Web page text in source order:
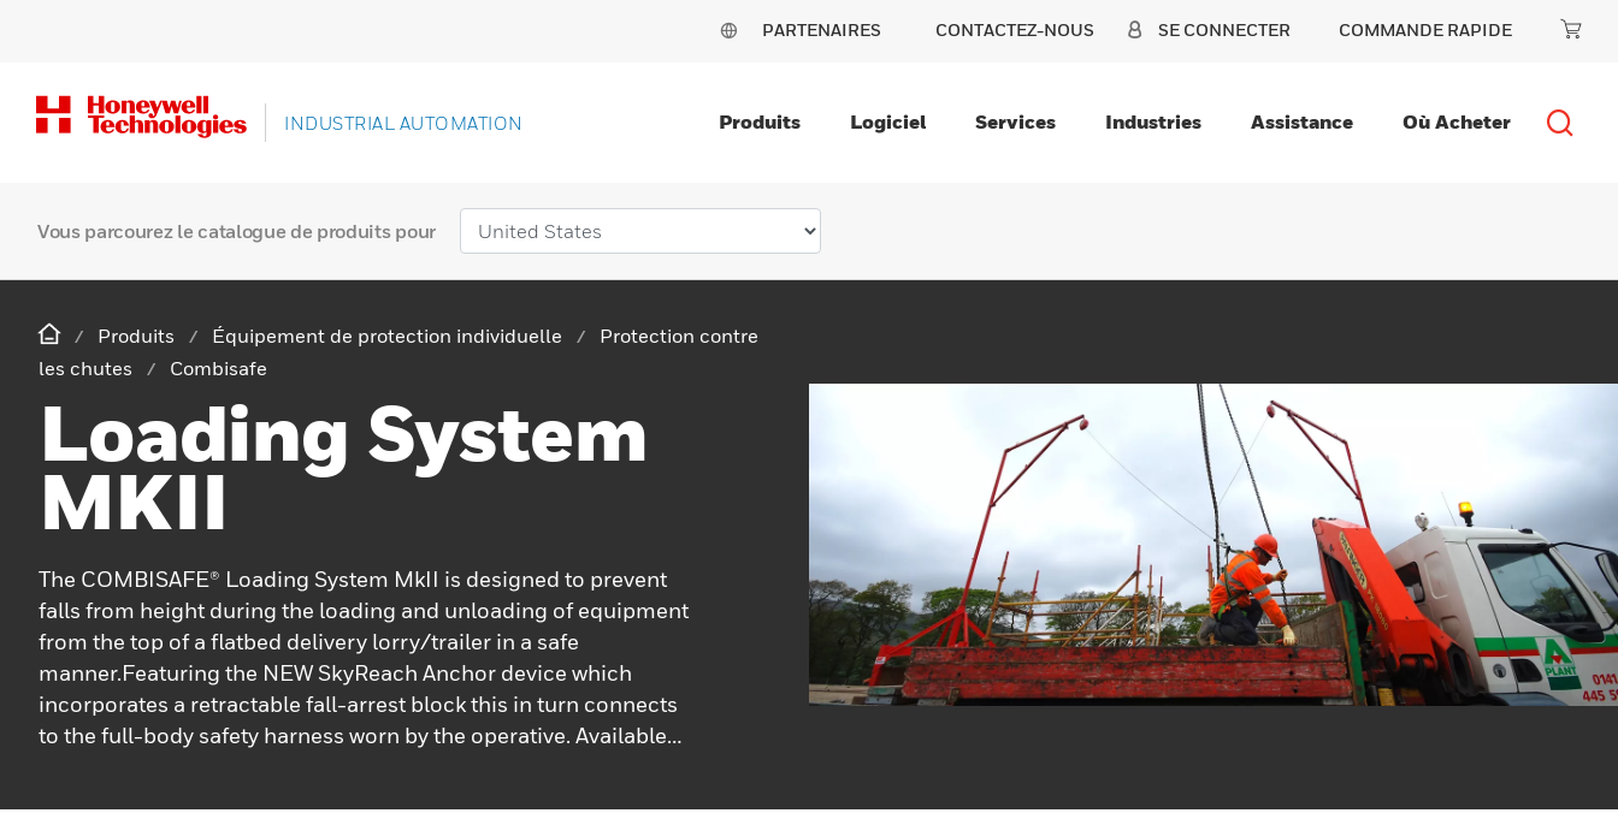
PARTENAIRES CONTACTEZ-NOUS SE CONNECTER COMMANDE RAPIDE
INDUSTRIAL AUTOMATION Produits Logiciel Services Industries Assistance Où Acheter
Vous parcourez le catalogue de produits pour
Produits Équipement de protection individuelle
Protection contre
les chutes
Combisafe
Loading System
MKII
The COMBISAFE® Loading System MkII is designed to prevent
falls from height during the loading and unloading of equipment
from the top of a flatbed delivery lorry/trailer in a safe
manner.Featuring the NEW SkyReach Anchor device which
incorporates a retractable fall-arrest block this in turn connects
to the full-body safety harness worn by the operative. Available